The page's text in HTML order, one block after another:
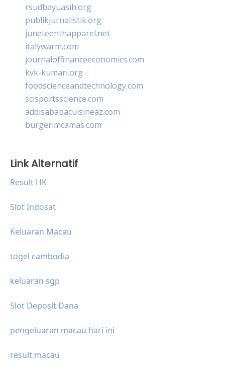
rsudbayuasih.org
publikjurnalistik.org
juneteenthapparel.net
italywarm.com
journaloffinanceeconomics.com
kvk-kumari.org
foodscienceandtechnology.com
scisportsscience.com
addisababacuisineaz.com
burgerimcamas.com
Link Alternatif
Result HK
Slot Indosat
Keluaran Macau
togel cambodia
keluaran sgp
Slot Deposit Dana
pengeluaran macau hari ini
result macau